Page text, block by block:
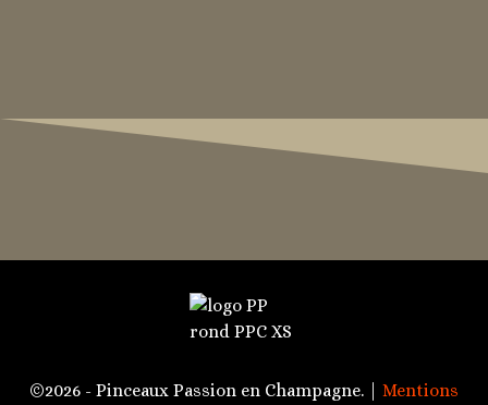
©2026 - Pinceaux Passion en Champagne. | Mentions